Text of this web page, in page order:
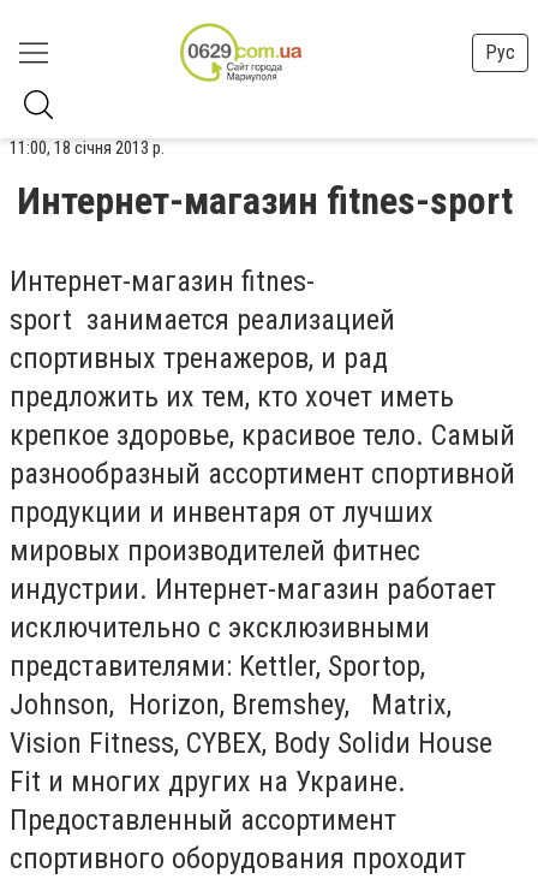
Рус
11:00, 18 січня 2013 р.
Интернет-магазин fitnes-sport
Интернет-магазин fitnes-
sport занимается реализацией
спортивных тренажеров, и рад
предложить их тем, кто хочет иметь
крепкое здоровье, красивое тело. Самый
разнообразный ассортимент спортивной
продукции и инвентаря от лучших
мировых производителей фитнес
индустрии. Интернет-магазин работает
исключительно с эксклюзивными
представителями: Kettler, Sportop,
Johnson, Horizon, Bremshey, Matrix,
Vision Fitness, CYBEX, Body Solidи House
Fit и многих других на Украине.
Предоставленный ассортимент
спортивного оборудования проходит